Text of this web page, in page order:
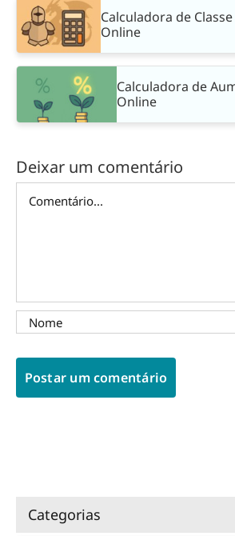
Calculadora de
Online
Calculadora de
Online
Deixar um comentário
Categorias